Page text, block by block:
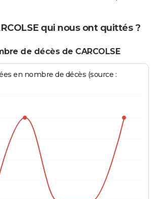
qui nous ont quittés ?
de décès de CARCOLSE
en nombre de décès (source :